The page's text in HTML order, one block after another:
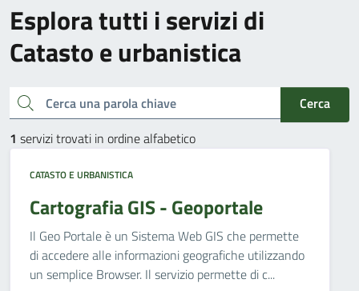
Esplora tutti i servizi di
Catasto e urbanistica
Cerca una parola chiave
Cerca
1 servizi trovati in ordine alfabetico
CATASTO E URBANISTICA
Cartografia GIS - Geoportale
Il Geo Portale è un Sistema Web GIS che permette
di accedere alle informazioni geografiche utilizzando
un semplice Browser. Il servizio permette di c...